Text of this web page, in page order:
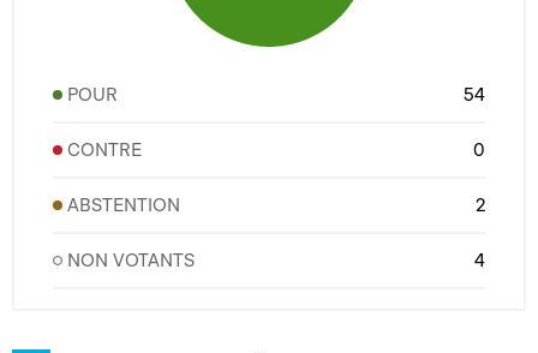
POUR 54
CONTRE 0
ABSTENTION 2
NON VOTANTS 4